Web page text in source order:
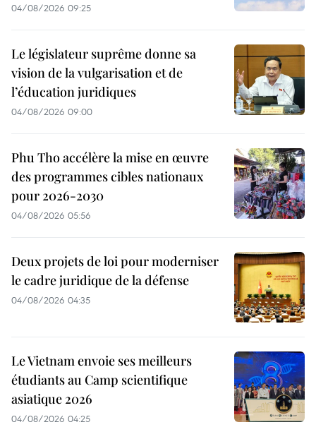
04/08/2026 09:25
Le législateur suprême donne sa
vision de la vulgarisation et de
l’éducation juridiques
04/08/2026 09:00
Phu Tho accélère la mise en œuvre
des programmes cibles nationaux
pour 2026-2030
04/08/2026 05:56
Deux projets de loi pour moderniser
le cadre juridique de la défense
04/08/2026 04:35
Le Vietnam envoie ses meilleurs
étudiants au Camp scientifique
asiatique 2026
04/08/2026 04:25